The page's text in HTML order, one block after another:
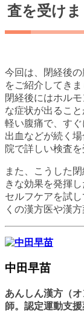
査を受けま
今回は、閉経後
をご紹介してきま
閉経後にはホル
な症状が出ること
軽い腹痛で、す
出血などが続く
院で詳しい検査
また、こうした
きな効果を発揮
セルフケアを試
くの漢方医や漢
中田早苗
あんしん漢方（
師。認定運動支